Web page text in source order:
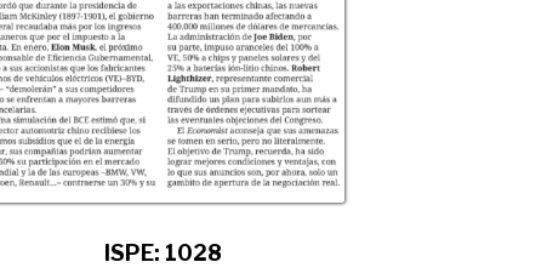
ISPE: 1028